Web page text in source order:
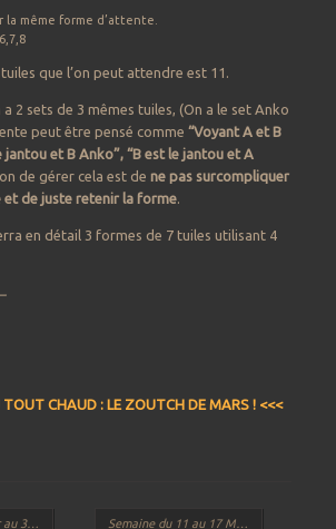
même forme d’attente.
que l’on peut attendre est 11.
a 2 sets de 3 mêmes tuiles, (On a le set Anko
peut être pensé comme “Voyant A et B
jantou et B Anko”, “B est le jantou et A
de gérer cela est de ne pas surcompliquer
et de juste retenir la forme.
en détail 3 formes de 7 tuiles utilisant 4
CHAUD : LE ZOUTCH DE MARS ! <<<
festivaux